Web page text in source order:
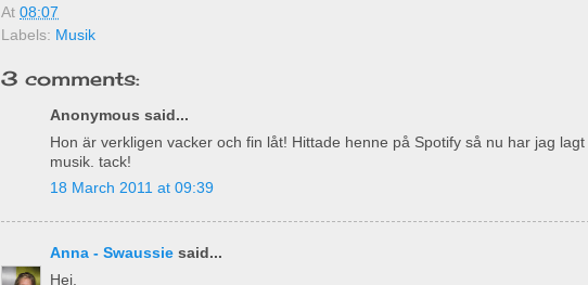
At 08:07
Labels: Musik
3 comments:
Anonymous said...
Hon är verkligen vacker och fin låt! Hittade henne på Spotify så nu har jag
musik. tack!
18 March 2011 at 09:39
Anna - Swaussie said...
Hej,